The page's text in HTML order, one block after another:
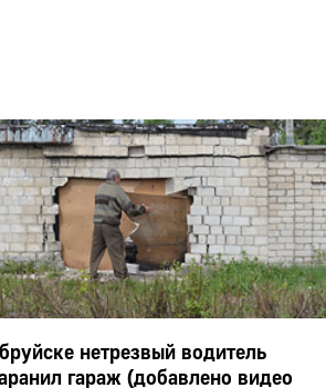
нетрезвый водитель
гараж (добавлено видео